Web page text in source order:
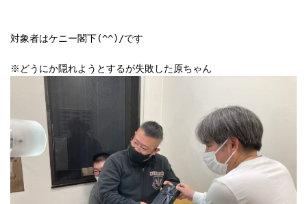
対象者はケニー閣下(^^)/です